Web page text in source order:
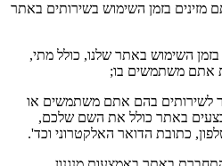
מזינים בזמן השימוש בשירותים באתר
בזמן השימוש באתר שלנו, כולל מתי,
אתם משתמשים בו;
לשירותים בהם אתם משתמשים או
באתר כולל את השם שלכם,
כתובת הדואר האלקטרוני וכד'.